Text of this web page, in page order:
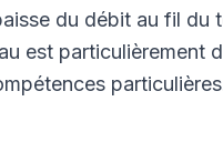
du débit au fil
est particulièrement